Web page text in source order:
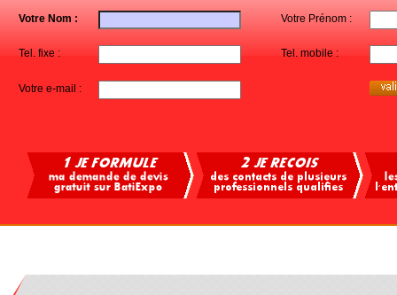
Votre Nom : Votre Prénom :
Tel. fixe : Tel. mobile :
Votre e-mail :